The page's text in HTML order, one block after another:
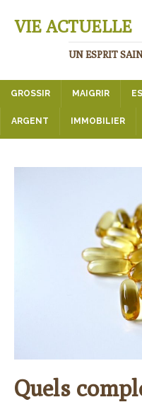
VIE ACTUELLE
UN ESPRIT
GROSSIR MAIGRIR
ARGENT IMMOBILIER
Quels